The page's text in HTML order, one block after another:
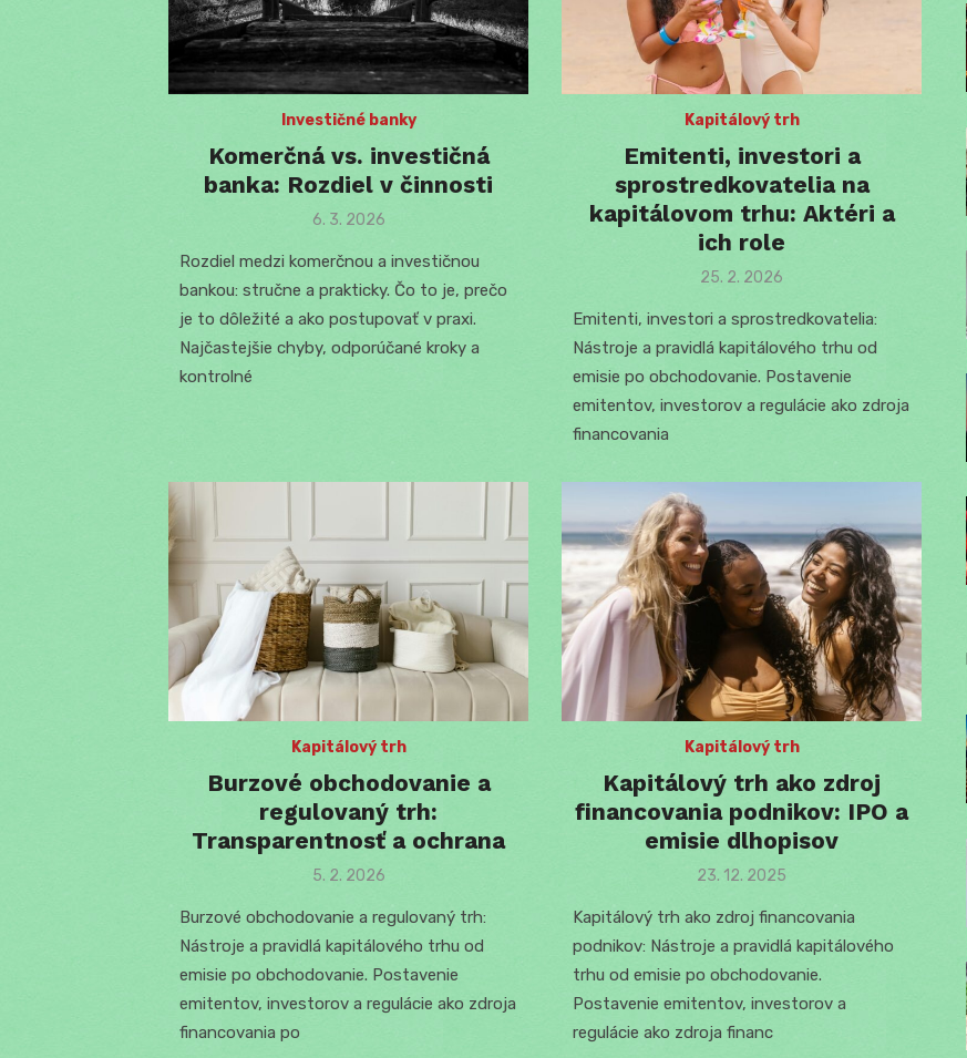
Investičné banky
Komerčná vs. investičná
banka: Rozdiel v činnosti
Posted
6. 3. 2026
Rozdiel medzi komerčnou a investičnou
bankou: stručne a prakticky. Čo to je, prečo
je to dôležité a ako postupovať v praxi.
Najčastejšie chyby, odporúčané kroky a
kontrolné
Kapitálový trh
Emitenti, investori a
sprostredkovatelia na
kapitálovom trhu: Aktéri a
ich role
Posted
25. 2. 2026
Emitenti, investori a sprostredkovatelia:
Nástroje a pravidlá kapitálového trhu od
emisie po obchodovanie. Postavenie
emitentov, investorov a regulácie ako zdroja
financovania
Kapitálový trh
Burzové obchodovanie a
regulovaný trh:
Transparentnosť a ochrana
Posted
5. 2. 2026
Burzové obchodovanie a regulovaný trh:
Nástroje a pravidlá kapitálového trhu od
emisie po obchodovanie. Postavenie
emitentov, investorov a regulácie ako zdroja
financovania po
Kapitálový trh
Kapitálový trh ako zdroj
financovania podnikov: IPO a
emisie dlhopisov
Posted
23. 12. 2025
Kapitálový trh ako zdroj financovania
podnikov: Nástroje a pravidlá kapitálového
trhu od emisie po obchodovanie.
Postavenie emitentov, investorov a
regulácie ako zdroja financ